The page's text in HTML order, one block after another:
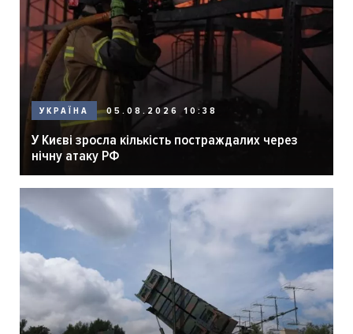
УКРАЇНА 05.08.2026 10:38
У Києві зросла кількість постраждалих через
нічну атаку РФ